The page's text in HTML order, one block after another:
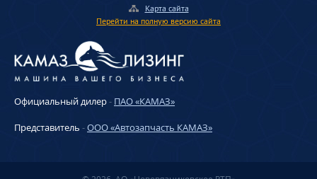
Карта сайта
Перейти на полную версию сайта
Официальный дилер- ПАО «КАМАЗ»
Представитель -ООО «Автозапчасть КАМАЗ»